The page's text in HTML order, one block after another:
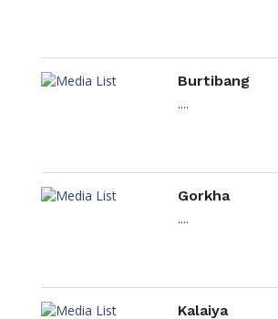
Burtibang
....
Gorkha
....
Kalaiya